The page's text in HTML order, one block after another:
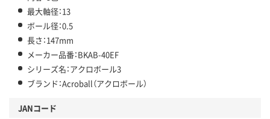
最大軸径：13
ボール径：0.5
長さ：147mm
メーカー品番：BKAB-40EF
シリーズ名：アクロボール3
ブランド：Acroball（アクロボール）
JANコード